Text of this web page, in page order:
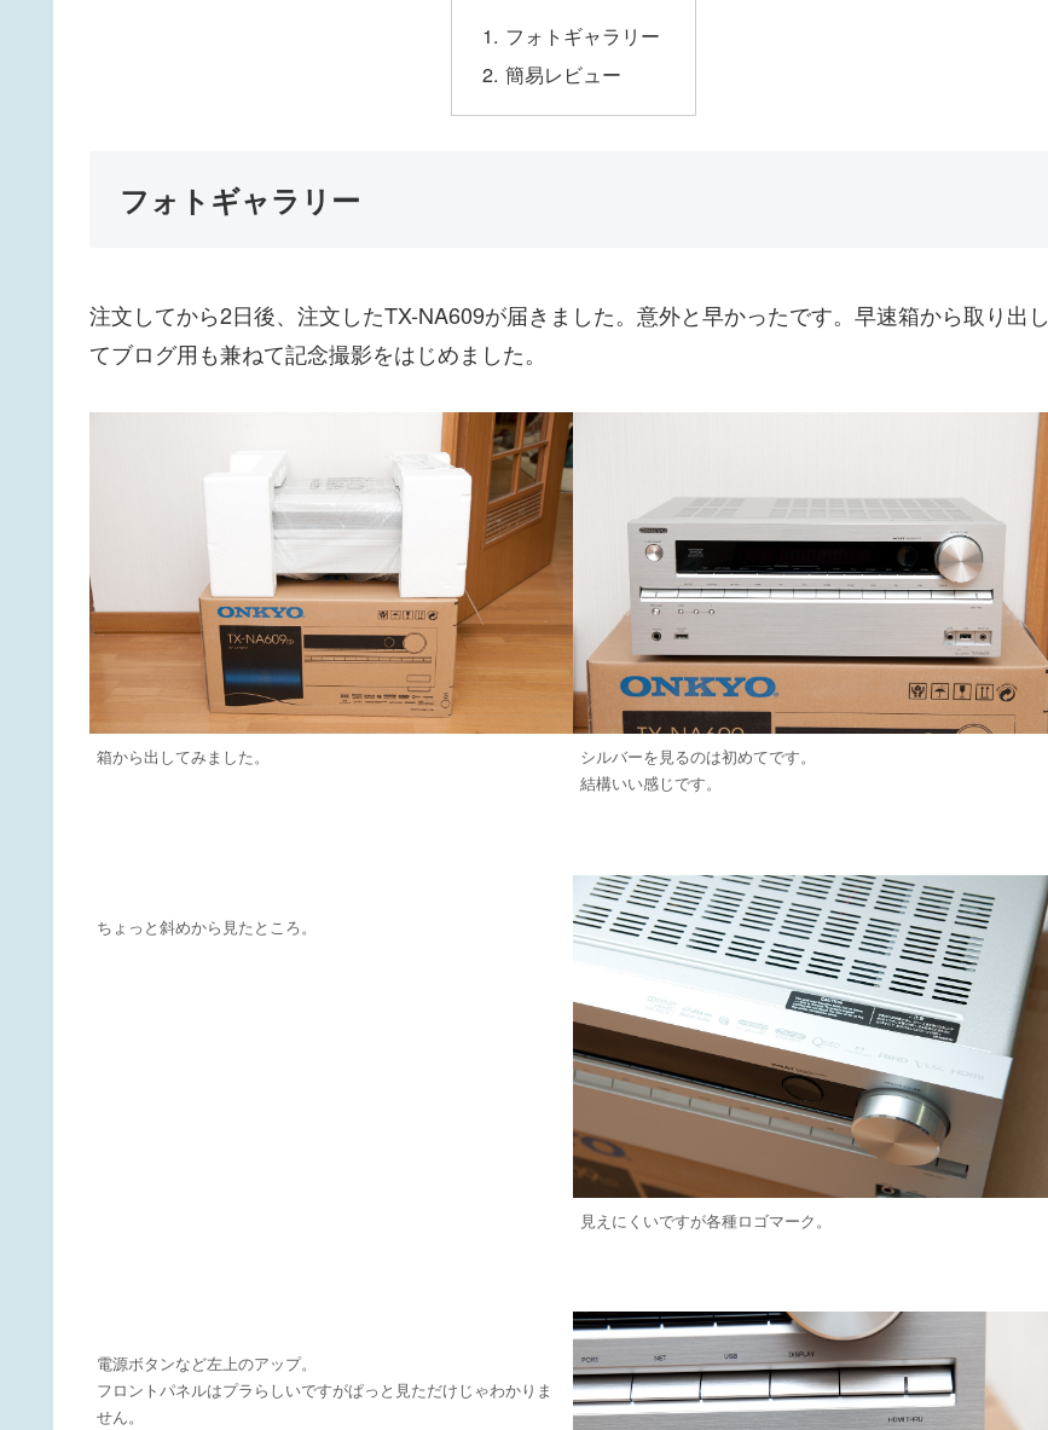
フォトギャラリー
簡易レビュー
フォトギャラリー
注文してから2日後、注文したTX-NA609が届きました。意外と早かったです。早速箱から取り出し
てブログ用も兼ねて記念撮影をはじめました。
箱から出してみました。
シルバーを見るのは初めてです。
結構いい感じです。
ちょっと斜めから見たところ。
見えにくいですが各種ロゴマーク。
電源ボタンなど左上のアップ。
フロントパネルはプラらしいですがぱっと見ただけじゃわかりま
せん。